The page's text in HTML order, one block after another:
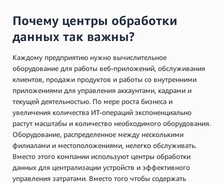
Почему центры обработки
данных так важны?
Каждому предприятию нужно вычислительное
оборудование для работы веб-приложений, обслуживания
клиентов, продажи продуктов и работы со внутренними
приложениями для управления аккаунтами, кадрами и
текущей деятельностью. По мере роста бизнеса и
увеличения количества ИТ-операций экспоненциально
растут масштабы и количество необходимого оборудования.
Оборудование, распределенное между несколькими
филиалами и местоположениями, нелегко обслуживать.
Вместо этого компании используют центры обработки
данных для централизации устройств и эффективного
управления затратами. Вместо того чтобы содержать